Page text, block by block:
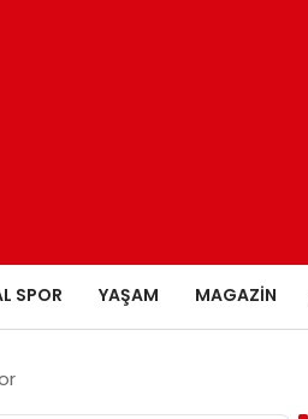
SPOR YAŞAM MAGAZIN